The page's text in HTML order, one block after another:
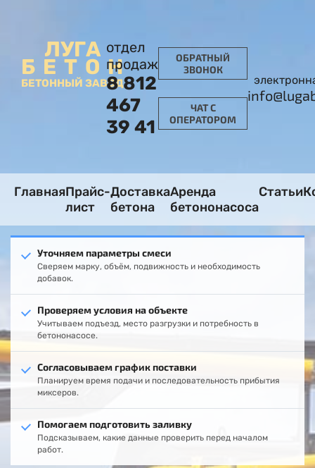
ЛУГА
БЕТОН
БЕТОННЫЙ ЗАВОД
отдел
продаж
8 812
467
39 41
ОБРАТНЫЙ
ЗВОНОК
ЧАТ С
ОПЕРАТОРОМ
ГлавнаяПрайс-
лист
Доставка
бетона
Аренда
бетононасоса
Статьи
Уточняем параметры смеси
Сверяем марку, объём, подвижность и необходимость
добавок.
Проверяем условия на объекте
Учитываем подъезд, место разгрузки и потребность в
бетононасосе.
Согласовываем график поставки
Планируем время подачи и последовательность прибытия
миксеров.
Помогаем подготовить заливку
Подсказываем, какие данные проверить перед началом
работ.